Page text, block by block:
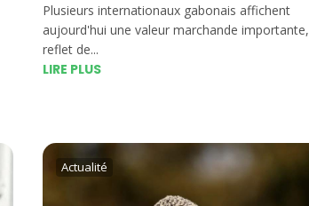
Plusieurs internationaux gabonais affichent
aujourd'hui une valeur marchande importante,
reflet de...
LIRE PLUS
Actualité